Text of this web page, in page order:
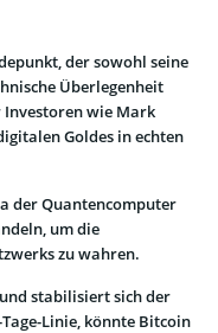
der sowohl seine
Überlegenheit
wie Mark
Goldes in echten
der Quantencomputer
um die
zu wahren.
stabilisiert sich der
Linie, könnte Bitcoin